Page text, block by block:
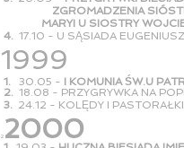
ZGROMADZENIA SIÓSTR
MARYI U SIOSTRY
4. 17.10 - U SĄSIADA
1999
1. 30.05 - I KOMUNIA ŚW.U
2. 18.08 - PRZYGRYWKA NA
3. 24.12 - KOLĘDY I
2 2000